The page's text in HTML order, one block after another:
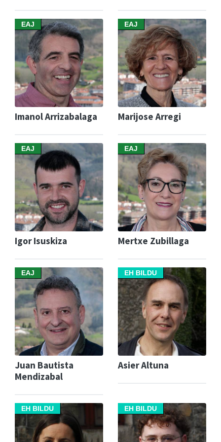
EAJ
Imanol Arrizabalaga
EAJ
Marijose Arregi
EAJ
Igor Isuskiza
EAJ
Mertxe Zubillaga
EAJ
Juan Bautista
Mendizabal
EH BILDU
Asier Altuna
EH BILDU EH BILDU